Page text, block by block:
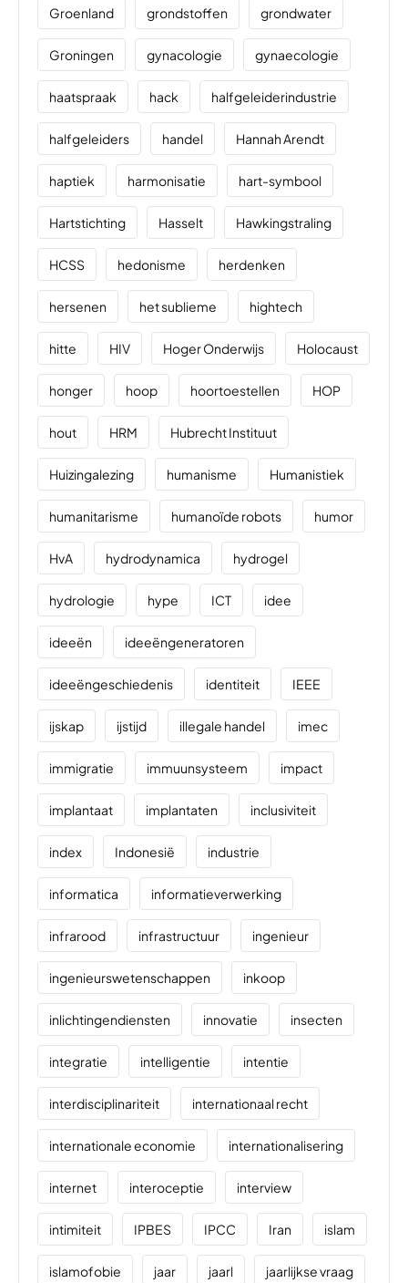
Groenland grondstoffen grondwater
Groningen gynacologie gynaecologie
haatspraak hack halfgeleiderindustrie
halfgeleiders handel Hannah Arendt
haptiek harmonisatie hart-symbool
Hartstichting Hasselt Hawkingstraling
HCSS hedonisme herdenken
hersenen het sublieme hightech
hitte HIV Hoger Onderwijs Holocaust
honger hoop hoortoestellen HOP
hout HRM Hubrecht Instituut
Huizingalezing humanisme Humanistiek
humanitarisme humanoïde robots humor
HvA hydrodynamica hydrogel
hydrologie hype ICT idee
ideeën ideeëngeneratoren
ideeëngeschiedenis identiteit IEEE
ijskap ijstijd illegale handel imec
immigratie immuunsysteem impact
implantaat implantaten inclusiviteit
index Indonesië industrie
informatica informatieverwerking
infrarood infrastructuur ingenieur
ingenieurswetenschappen inkoop
inlichtingendiensten innovatie insecten
integratie intelligentie intentie
interdisciplinariteit internationaal recht
internationale economie internationalisering
internet interoceptie interview
intimiteit IPBES IPCC Iran islam
islamofobie jaar jaarl jaarlijkse vraag